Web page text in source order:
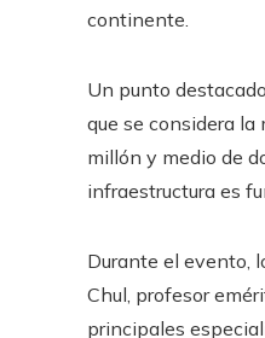
continente.
Un punto
que se considera
millón y medio de
infraestructura es
Durante el evento,
Chul, profesor
principales